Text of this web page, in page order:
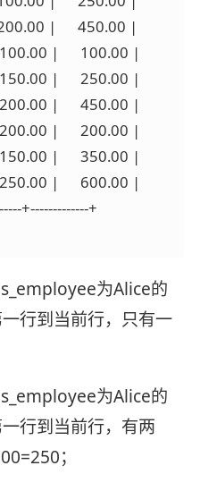
|      450.00 |
|      100.00 |
|      250.00 |
|      450.00 |
|      200.00 |
|      350.00 |
|      600.00 |
+-------------+
为Alice的
行到当前行，只有一
为Alice的
行到当前行，有两
；